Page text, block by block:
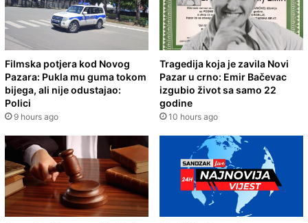
Filmska potjera kod Novog
Pazara: Pukla mu guma tokom
bijega, ali nije odustajao:
Polici
9 hours ago
Tragedija koja je zavila Novi
Pazar u crno: Emir Bačevac
izgubio život sa samo 22
godine
10 hours ago